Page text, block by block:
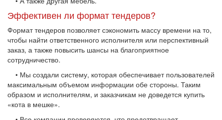
Эффективен ли формат тендеров?
Формат тендеров позволяет сэкономить массу времени на то,
чтобы найти ответственного исполнителя или перспективный
заказ, а также повысить шансы на благоприятное
сотрудничество.
• Мы создали систему, которая обеспечивает пользователей
максимальным объемом информации обе стороны. Таким
образом и исполнителям, и заказчикам не доведется купить
«кота в мешке».